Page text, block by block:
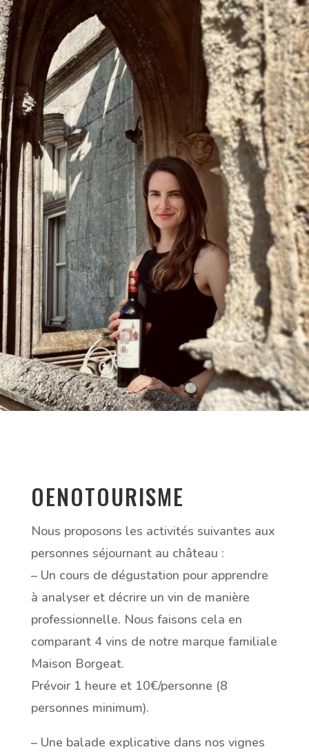
OENOTOURISME
Nous proposons les activités suivantes aux
personnes séjournant au château :
– Un cours de dégustation pour apprendre
à analyser et décrire un vin de manière
professionnelle. Nous faisons cela en
comparant 4 vins de notre marque familiale
Maison Borgeat.
Prévoir 1 heure et 10€/personne (8
personnes minimum).
– Une balade explicative dans nos vignes